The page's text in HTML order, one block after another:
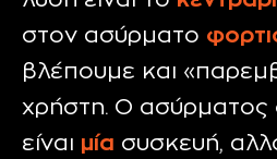
στον ασύρματο
βλέπουμε και
χρήστη. Ο ασύρματος
είναι μία συσκευή,